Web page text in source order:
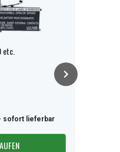
etc.
sofort lieferbar